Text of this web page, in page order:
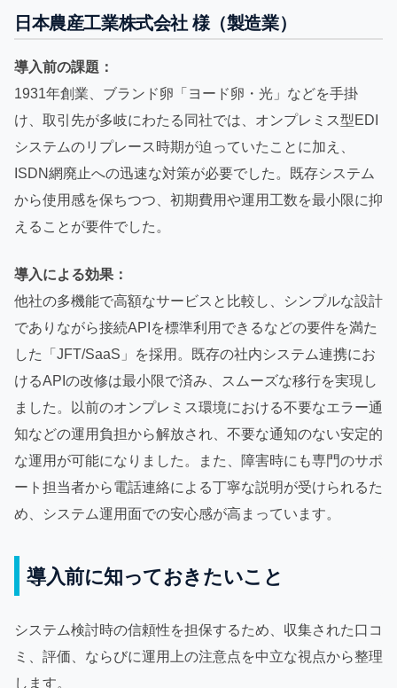
日本農産工業株式会社 様（製造業）
導入前の課題：
1931年創業、ブランド卵「ヨード卵・光」などを手掛
け、取引先が多岐にわたる同社では、オンプレミス型EDI
システムのリプレース時期が迫っていたことに加え、
ISDN網廃止への迅速な対策が必要でした。既存システム
から使用感を保ちつつ、初期費用や運用工数を最小限に抑
えることが要件でした。
導入による効果：
他社の多機能で高額なサービスと比較し、シンプルな設計
でありながら接続APIを標準利用できるなどの要件を満た
した「JFT/SaaS」を採用。既存の社内システム連携にお
けるAPIの改修は最小限で済み、スムーズな移行を実現し
ました。以前のオンプレミス環境における不要なエラー通
知などの運用負担から解放され、不要な通知のない安定的
な運用が可能になりました。また、障害時にも専門のサポ
ート担当者から電話連絡による丁寧な説明が受けられるた
め、システム運用面での安心感が高まっています。
導入前に知っておきたいこと
システム検討時の信頼性を担保するため、収集された口コ
ミ、評価、ならびに運用上の注意点を中立な視点から整理
します。